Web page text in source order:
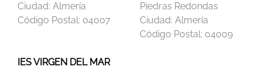
Ciudad: Almería
Código Postal: 04007
Piedras Redondas
Ciudad: Almería
Código Postal: 04009
IES VIRGEN DEL MAR